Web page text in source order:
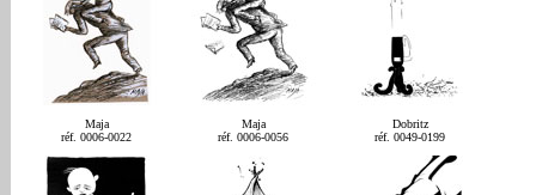
Maja
réf. 0006-0022
Maja
réf. 0006-0056
Dobritz
réf. 0049-0199